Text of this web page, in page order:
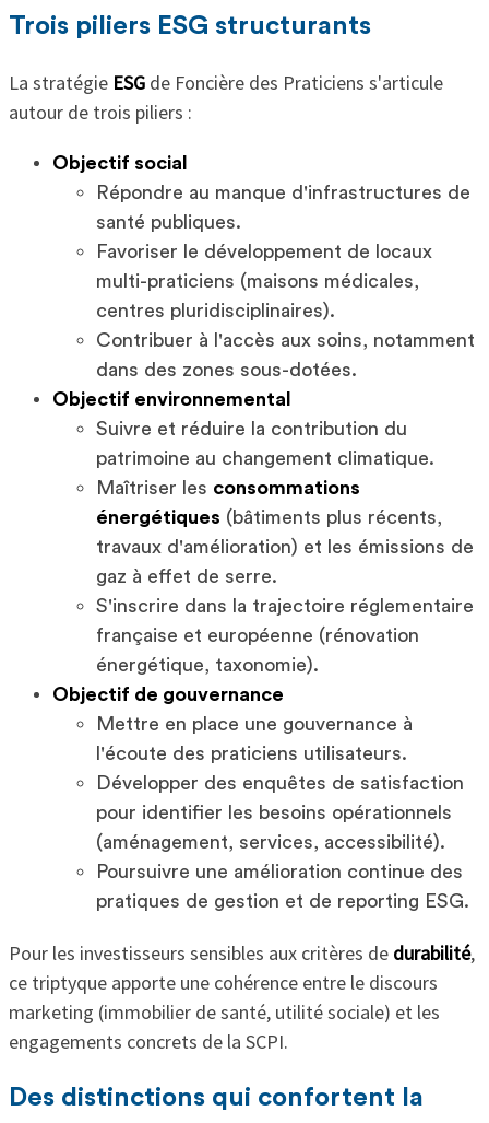
Trois piliers ESG structurants
La stratégie ESGde Foncière des Praticiens s'articule
autour de trois piliers :
Objectif social
Répondre au manque d'infrastructures de
santé publiques.
Favoriser le développement de locaux
multi-praticiens (maisons médicales,
centres pluridisciplinaires).
Contribuer à l'accès aux soins, notamment
dans des zones sous-dotées.
Objectif environnemental
Suivre et réduire la contribution du
patrimoine au changement climatique.
Maîtriser les consommations
énergétiques (bâtiments plus récents,
travaux d'amélioration) et les émissions de
gaz à effet de serre.
S'inscrire dans la trajectoire réglementaire
française et européenne (rénovation
énergétique, taxonomie).
Objectif de gouvernance
Mettre en place une gouvernance à
l'écoute des praticiens utilisateurs.
Développer des enquêtes de satisfaction
pour identifier les besoins opérationnels
(aménagement, services, accessibilité).
Poursuivre une amélioration continue des
pratiques de gestion et de reporting ESG.
Pour les investisseurs sensibles aux critères de durabilité,
ce triptyque apporte une cohérence entre le discours
marketing (immobilier de santé, utilité sociale) et les
engagements concrets de la SCPI.
Des distinctions qui confortent la